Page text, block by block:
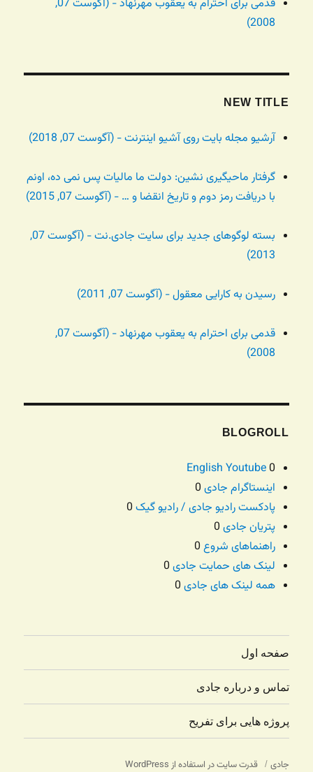
قدمی برای احترام به یعقوب مهرنهاد - (آگوست 07,
2008)
NEW TITLE
آرشیو مجله بایت روی آشیو اینترنت - (آگوست 07, 2018)
گرفتار ماحیگیری نشین: دولت ما مالیات پس نمی ده، اونم
با دریافت رمز دوم و تاریخ انقضا و … - (آگوست 07, 2015)
بسته لوگوهای جدید برای سایت جادی.نت - (آگوست 07,
2013)
رسیدن به کارایی معقول - (آگوست 07, 2011)
قدمی برای احترام به یعقوب مهرنهاد - (آگوست 07,
2008)
BLOGROLL
English Youtube0
اینستاگرام جادی
پادکست رادیو جادی / رادیو گیک
پتریان جادی
راهنماهای شروع
لینک های حمایت جادی
همه لینک های جادی
صفحه اول
تماس و درباره جادی
پروژه هایی برای تفریح
جادی قدرت سایت در استفاده از WordPress